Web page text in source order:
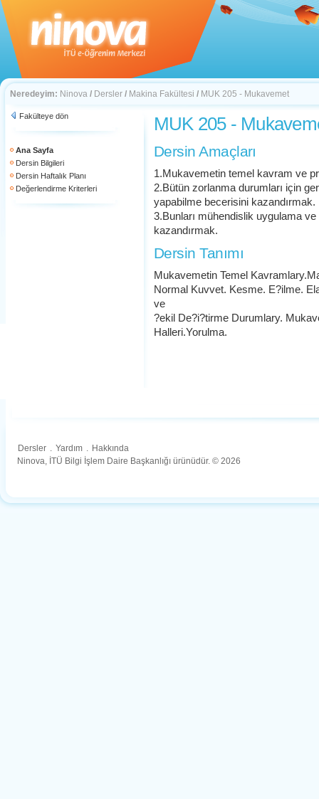
Neredeyim: Ninova / Dersler / Makina Fakültesi / MUK 205 - Mukavemet
Fakülteye dön
Ana Sayfa
Dersin Bilgileri
Dersin Haftalık Planı
Değerlendirme Kriterleri
MUK 205 -
Dersin Amaçları
1.Mukavemetin temel kavram ve
2.Bütün zorlanma durumları için
yapabilme becerisini kazandırmak.
3.Bunları mühendislik uygulama
kazandırmak.
Dersin Tanımı
Mukavemetin Temel
Normal Kuvvet. Kesme. E?ilme.
ve
?ekil De?i?tirme Durumlary.
Halleri.Yorulma.
Dersler . Yardım . Hakkında
Ninova, İTÜ Bilgi İşlem Daire Başkanlığı ürünüdür. © 2026